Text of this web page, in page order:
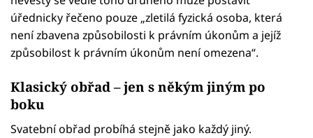
úřednicky řečeno pouze „zletilá fyzická osoba, která
není zbavena způsobilosti k právním úkonům a jejíž
způsobilost k právním úkonům není omezena“.
Klasický obřad – jen s někým jiným po
boku
Svatební obřad probíhá stejně jako každý jiný.